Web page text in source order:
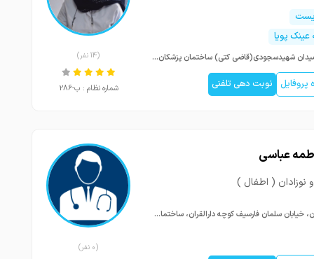
پویا
بابل,میدان شهیدسجودی(قاضی کتی) ساختمان پزشکان مازیار طبقه اول واحد ۴ کلینیک بینایی سنجی پویا
نوبت دهی تلفنی
(14 نفر)
شماره نظام : ب-286
عباسی
نوزادان ( اطفال )
کارزون، خیابان سلمان فارسیف کوچه دارالقران، ساختمان ایمان، طبقه1
(0 نفر)